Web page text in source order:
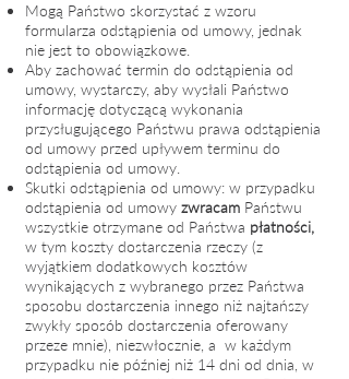
Mogą Państwo skorzystać z wzoru
formularza odstąpienia od umowy, jednak
nie jest to obowiązkowe.
Aby zachować termin do odstąpienia od
umowy, wystarczy, aby wysłali Państwo
informację dotyczącą wykonania
przysługującego Państwu prawa odstąpienia
od umowy przed upływem terminu do
odstąpienia od umowy.
Skutki odstąpienia od umowy: w przypadku
odstąpienia od umowy zwracam Państwu
wszystkie otrzymane od Państwa płatności,
w tym koszty dostarczenia rzeczy (z
wyjątkiem dodatkowych kosztów
wynikających z wybranego przez Państwa
sposobu dostarczenia innego niż najtańszy
zwykły sposób dostarczenia oferowany
przeze mnie), niezwłocznie, a w każdym
przypadku nie później niż 14 dni od dnia, w